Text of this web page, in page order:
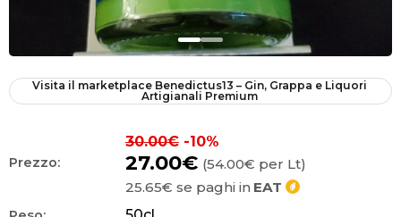
Visita il marketplace Benedictus13 – Gin, Grappa e Liquori
Artigianali Premium
Prezzo:
30.00€-10%
27.00€ (54.00€ per Lt)
25.65€ se paghi in EAT